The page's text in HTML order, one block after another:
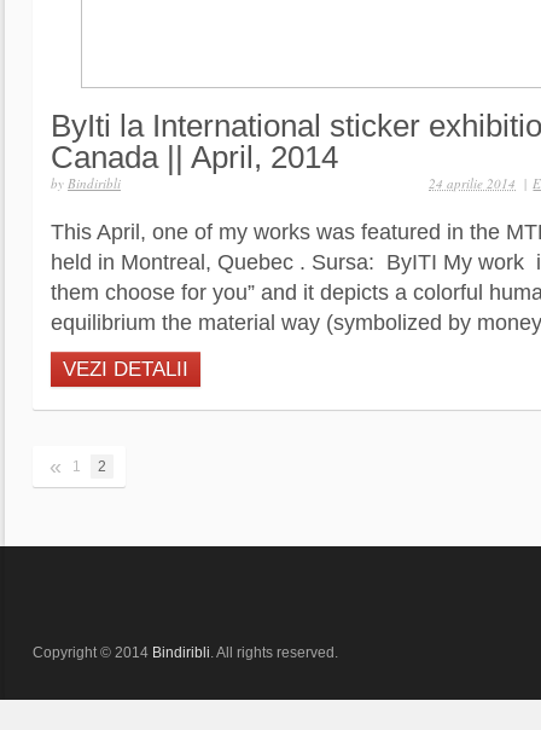
ByIti la International sticker
Canada || April, 2014
by Bindiribli |
24 aprilie 2014
This April, one of my works was featured in the
held in Montreal, Quebec . Sursa: ByITI My work
them choose for you” and it depicts a colorful
equilibrium the material way (symbolized by
VEZI DETALII
« 1 2
Copyright © 2014 Bindiribli. All rights reserved.